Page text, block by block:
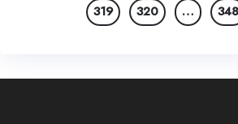
319
320 … 348